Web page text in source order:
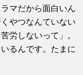
マだから面白いん
やつなんていない
労しないって」。
るんです。たまに